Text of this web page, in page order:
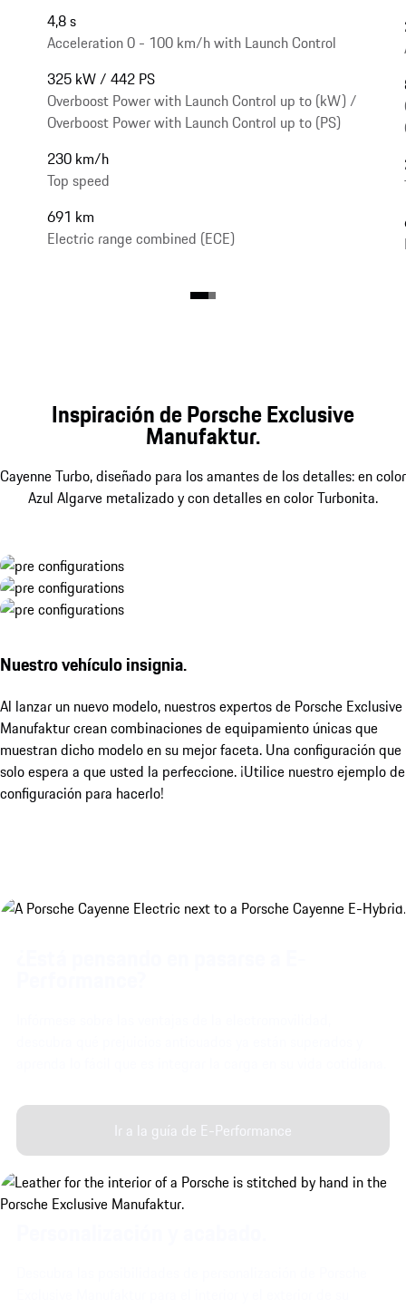
4,8 s
Acceleration 0 - 100 km/h with Launch Control
325 kW / 442 PS
Overboost Power with Launch Control up to (kW) /
Overboost Power with Launch Control up to (PS)
230 km/h
Top speed
691 km
Electric range combined (ECE)
Inspiración de Porsche Exclusive
Manufaktur.
Cayenne Turbo, diseñado para los amantes de los detalles: en color
Azul Algarve metalizado y con detalles en color Turbonita.
Nuestro vehículo insignia.
Al lanzar un nuevo modelo, nuestros expertos de Porsche Exclusive
Manufaktur crean combinaciones de equipamiento únicas que
muestran dicho modelo en su mejor faceta. Una configuración que
solo espera a que usted la perfeccione. ¡Utilice nuestro ejemplo de
configuración para hacerlo!
Ir a la guía de E-Performance